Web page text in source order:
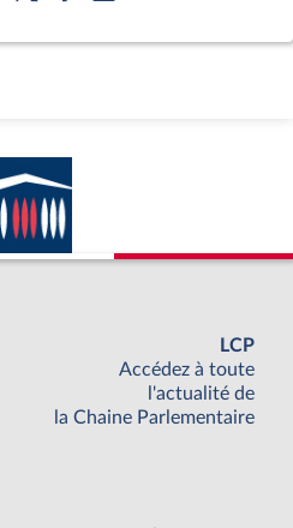
LCP
Accédez à toute
l'actualité de
la Chaine Parlementaire